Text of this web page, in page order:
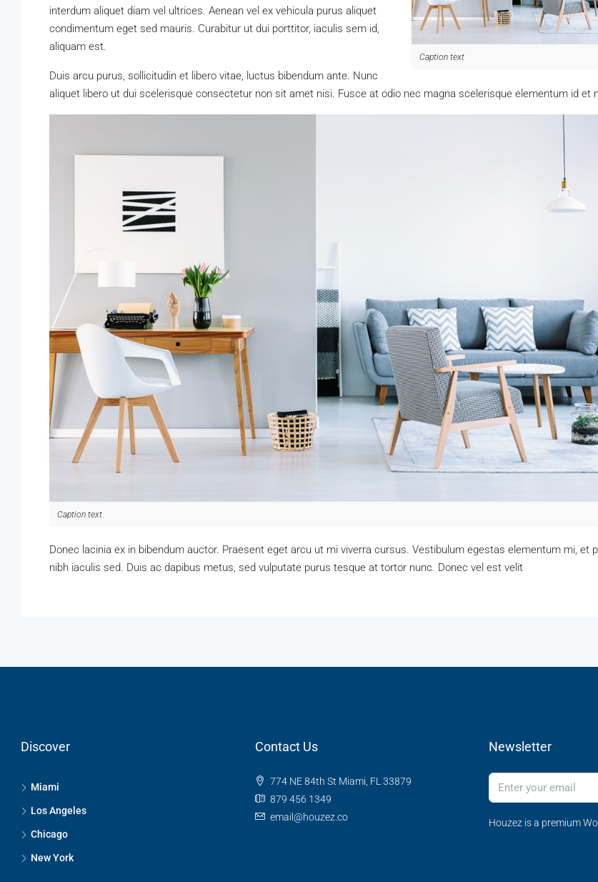
Caption text
interdum aliquet diam vel ultrices. Aenean vel ex vehicula purus aliquet
condimentum eget sed mauris. Curabitur ut dui porttitor, iaculis sem id,
aliquam est.
Duis arcu purus, sollicitudin et libero vitae, luctus bibendum ante. Nunc
aliquet libero ut dui scelerisque consectetur non sit amet nisi. Fusce at odio nec magna scelerisque elementum id et
Caption text
Donec lacinia ex in bibendum auctor. Praesent eget arcu ut mi viverra cursus. Vestibulum egestas elementum mi, et
nibh iaculis sed. Duis ac dapibus metus, sed vulputate purus tesque at tortor nunc. Donec vel est velit
Discover
Miami
Los Angeles
Chicago
New York
Contact Us
774 NE 84th St Miami, FL 33879
879 456 1349
email@houzez.co
Newsletter
Houzez is a premium